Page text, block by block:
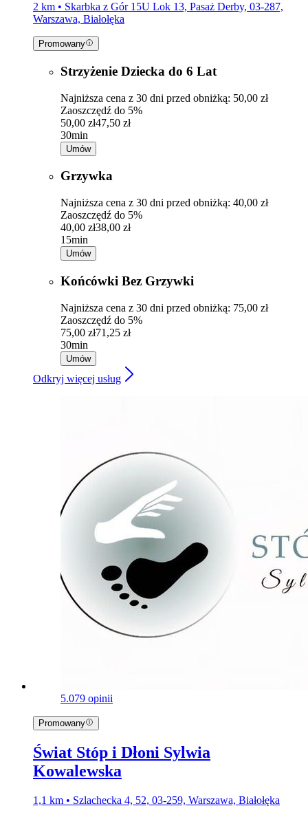
2 km • Skarbka z Gór 15U Lok 13, Pasaż Derby, 03-287,
Warszawa, Białołęka
Promowany
Strzyżenie Dziecka do 6 Lat
Najniższa cena z 30 dni przed obniżką: 50,00 zł
Zaoszczędź do 5%
50,00 zł47,50 zł
30min
Umów
Grzywka
Najniższa cena z 30 dni przed obniżką: 40,00 zł
Zaoszczędź do 5%
40,00 zł38,00 zł
15min
Umów
Końcówki Bez Grzywki
Najniższa cena z 30 dni przed obniżką: 75,00 zł
Zaoszczędź do 5%
75,00 zł71,25 zł
30min
Umów
Odkryj więcej usług
5.079 opinii
Promowany
Świat Stóp i Dłoni Sylwia
Kowalewska
1,1 km • Szlachecka 4, 52, 03-259, Warszawa, Białołęka